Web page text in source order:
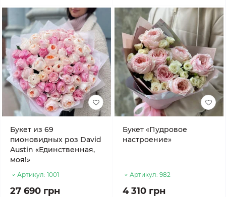
Букет из 69
пионовидных роз David
Austin «Единственная,
моя!»
Артикул: 1001
27 690 грн
Букет «Пудровое
настроение»
Артикул: 982
4 310 грн